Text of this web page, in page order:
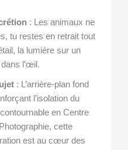
: Les animaux ne
tu restes en retrait tout
la lumière sur un
dans l’œil.
: L’arrière-plan fond
l’isolation du
en Centre
cette
est au cœur des